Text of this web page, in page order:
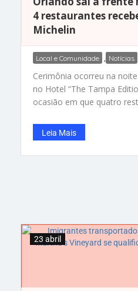
4 restaurantes
Michelin
Local e Comunidade , Notícias
Cerimônia ocorreu na
no Hotel “The Tampa
ocasião em que quatro
estrela Michelin. Casas
clientes, superando Miami
– Orlando se destaca no
Leia Mais
23 abril